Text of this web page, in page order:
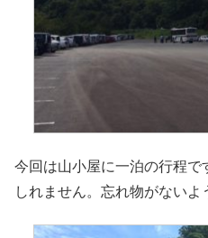
今回は山小屋に一泊の行程で
しれません。忘れ物がないよ